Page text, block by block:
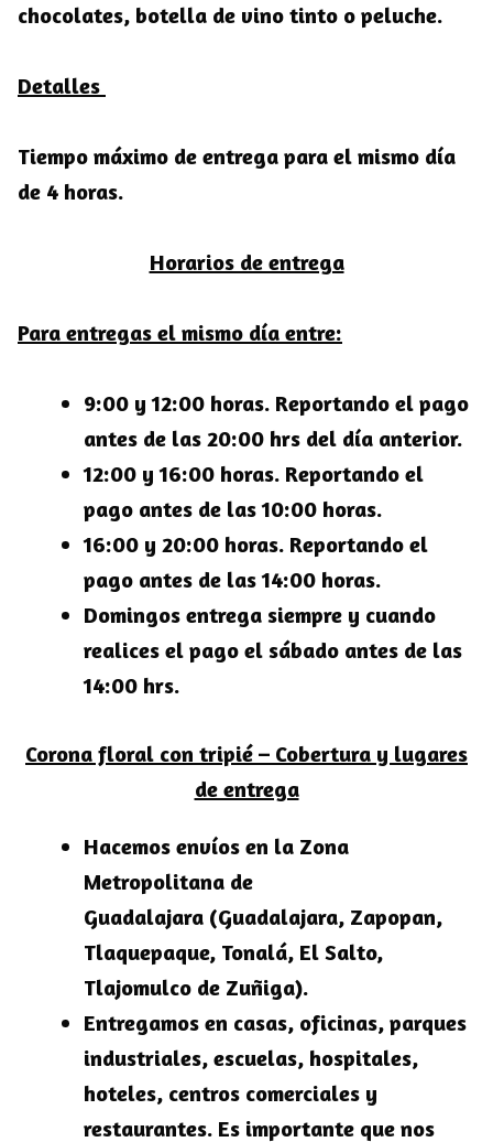
chocolates, botella de vino tinto o peluche.
Detalles
Tiempo máximo de entrega para el mismo día
de 4 horas.
Horarios de entrega
Para entregas el mismo día entre:
9:00 y 12:00 horas. Reportando el pago
antes de las 20:00 hrs del día anterior.
12:00 y 16:00 horas. Reportando el
pago antes de las 10:00 horas.
16:00 y 20:00 horas. Reportando el
pago antes de las 14:00 horas.
Domingos entrega siempre y cuando
realices el pago el sábado antes de las
14:00 hrs.
Corona floral con tripié – Cobertura y lugares
de entrega
Hacemos envíos en la Zona
Metropolitana de
Guadalajara (Guadalajara, Zapopan,
Tlaquepaque, Tonalá, El Salto,
Tlajomulco de Zuñiga).
Entregamos en casas, oficinas, parques
industriales, escuelas, hospitales,
hoteles, centros comerciales y
restaurantes. Es importante que nos